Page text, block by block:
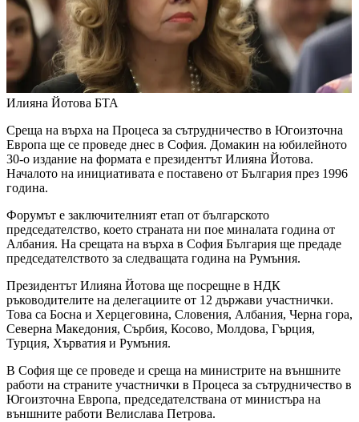
Илияна Йотова БТА
Среща на върха на Процеса за сътрудничество в Югоизточна
Европа ще се проведе днес в София. Домакин на юбилейното
30-о издание на формата е президентът Илияна Йотова.
Началото на инициативата е поставено от България през 1996
година.
Форумът е заключителният етап от българското
председателство, което страната ни пое миналата година от
Албания. На срещата на върха в София България ще предаде
председателството за следващата година на Румъния.
Президентът Илияна Йотова ще посрещне в НДК
ръководителите на делегациите от 12 държави участнички.
Това са Босна и Херцеговина, Словения, Албания, Черна гора,
Северна Македония, Сърбия, Косово, Молдова, Гърция,
Турция, Хърватия и Румъния.
В София ще се проведе и среща на министрите на външните
работи на страните участнички в Процеса за сътрудничество в
Югоизточна Европа, председателствана от министъра на
външните работи Велислава Петрова.